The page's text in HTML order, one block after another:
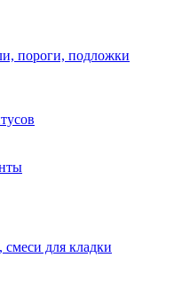
пороги, подложки
для кладки